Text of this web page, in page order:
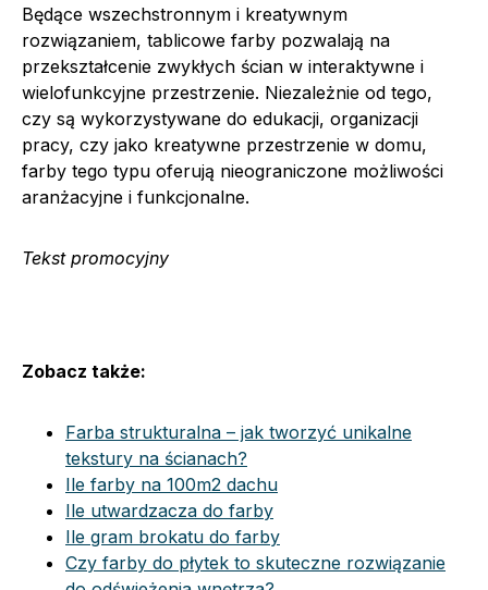
Będące wszechstronnym i kreatywnym
rozwiązaniem, tablicowe farby pozwalają na
przekształcenie zwykłych ścian w interaktywne i
wielofunkcyjne przestrzenie. Niezależnie od tego,
czy są wykorzystywane do edukacji, organizacji
pracy, czy jako kreatywne przestrzenie w domu,
farby tego typu oferują nieograniczone możliwości
aranżacyjne i funkcjonalne.
Tekst promocyjny
Zobacz także:
Farba strukturalna – jak tworzyć unikalne
tekstury na ścianach?
Ile farby na 100m2 dachu
Ile utwardzacza do farby
Ile gram brokatu do farby
Czy farby do płytek to skuteczne rozwiązanie